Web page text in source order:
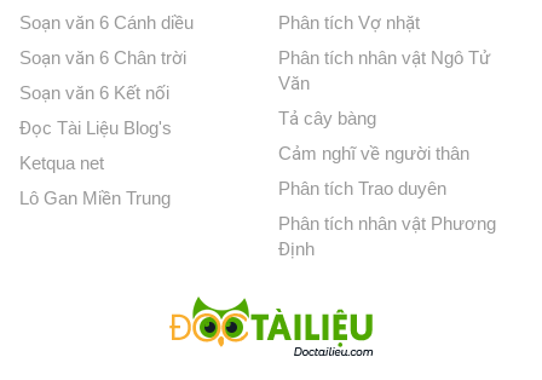
Soạn văn 6 Cánh diều
Soạn văn 6 Chân trời
Soạn văn 6 Kết nối
Đọc Tài Liệu Blog's
Ketqua net
Lô Gan Miền Trung
Phân tích Vợ nhặt
Phân tích nhân vật Ngô Tử
Văn
Tả cây bàng
Cảm nghĩ về người thân
Phân tích Trao duyên
Phân tích nhân vật Phương
Định